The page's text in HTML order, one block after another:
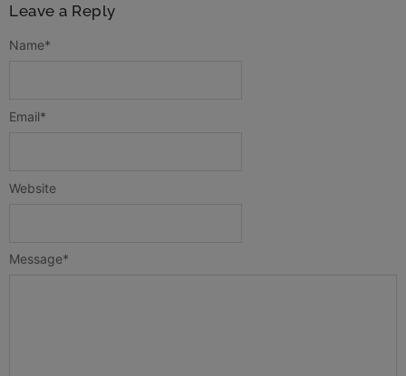
Leave a Reply
Message*
Name*
Email*
Website